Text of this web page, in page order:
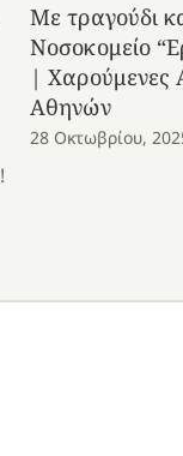
Με τραγούδι
Νοσοκομείο
| Χαρούμενες
Αθηνών
28 Οκτωβρίου,
!